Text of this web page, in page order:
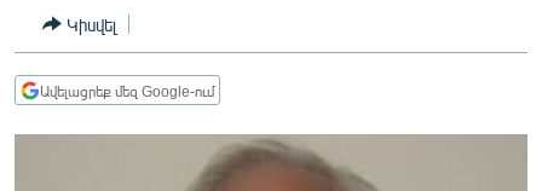
ՏՆՏԵՍՈՒԹՅՈՒՆ
ՂԱՐԱԲԱՂ
ՊԱՏԵՐԱԶՄԻ 6 ՇԱԲԱԹՆԵՐԸ
Կիսվել
Ավելացրեք մեզ Google-ում